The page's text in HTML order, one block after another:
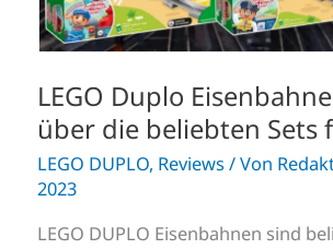
LEGO Duplo
über die beliebten Sets
LEGO DUPLO, Reviews / Von
2023
LEGO DUPLO Eisenbahnen sind